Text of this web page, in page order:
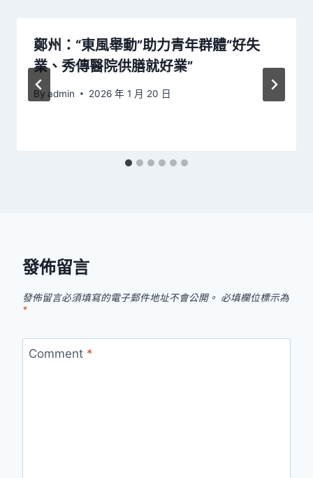
鄭州：“東風舉動”助力青年群體“好失
業、秀傳醫院供膳就好業”
By admin 2026 年 1 月 20 日
發佈留言
發佈留言必須填寫的電子郵件地址不會公開。 必填欄位標示為
*
Comment *